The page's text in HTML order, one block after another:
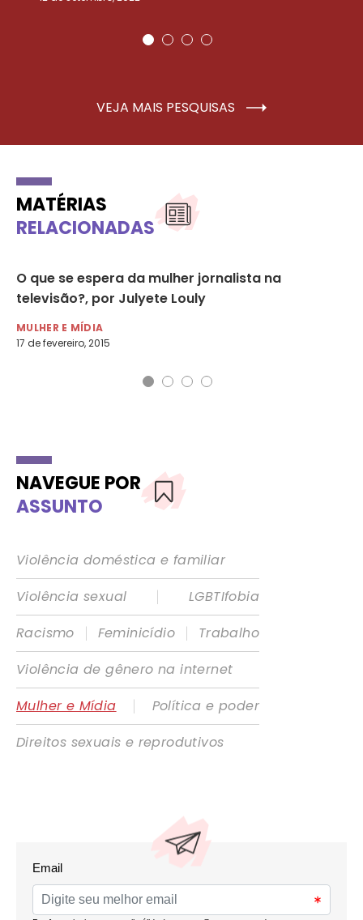
VEJA MAIS PESQUISAS
MATÉRIAS
RELACIONADAS
O que se espera da mulher jornalista na
televisão?, por Julyete Louly
MULHER E MÍDIA
17 de fevereiro, 2015
NAVEGUE POR
ASSUNTO
Violência doméstica e familiar
Violência sexual
|
LGBTIfobia
Racismo
| Feminicídio |
Trabalho
Violência de gênero na internet
Mulher e Mídia
|
Política e poder
Direitos sexuais e reprodutivos